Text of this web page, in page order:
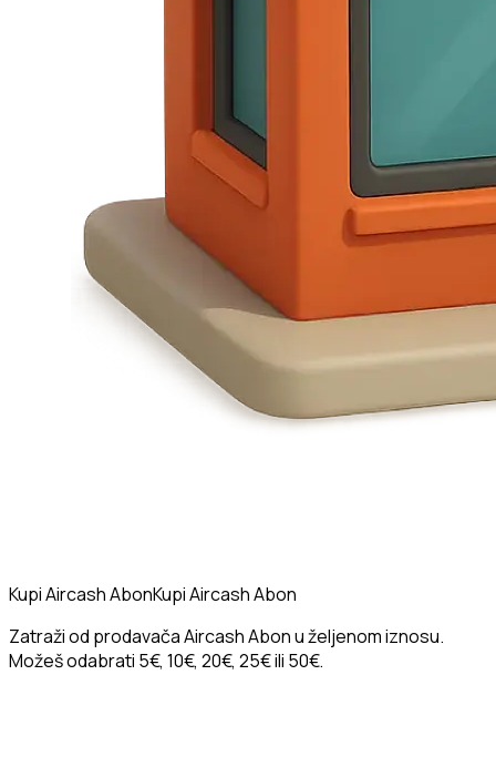
Kupi Aircash AbonKupi Aircash Abon
Zatraži od prodavača Aircash Abon u željenom iznosu.
Možeš odabrati 5€, 10€, 20€, 25€ ili 50€.